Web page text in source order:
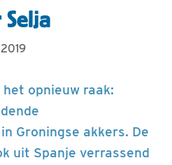
opnieuw raak:
Groningse akkers. De
uit Spanje verrassend